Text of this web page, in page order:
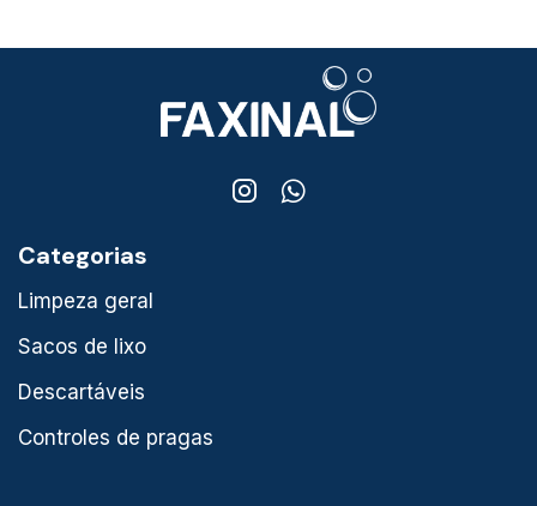
Categorias
Limpeza geral
Sacos de lixo
Descartáveis
Controles de pragas